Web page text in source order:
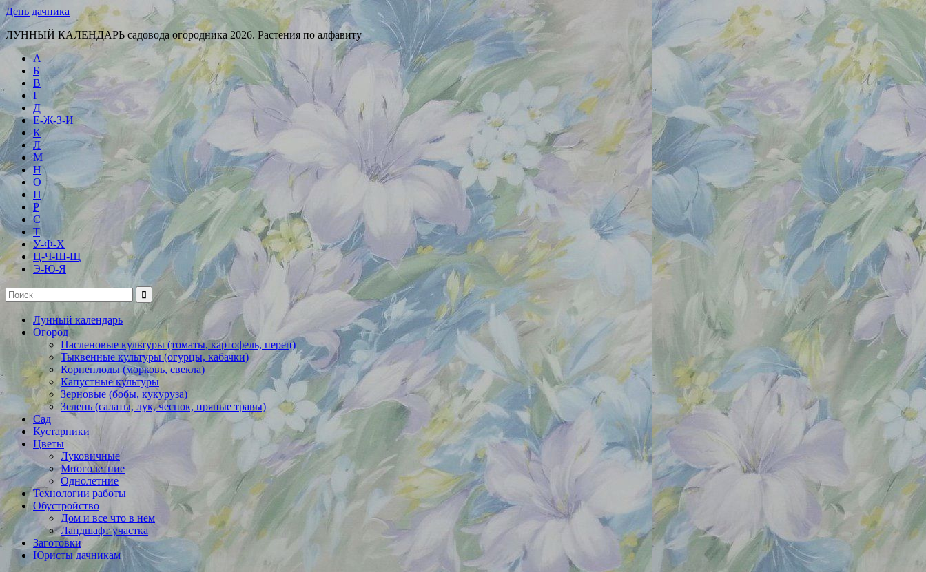
День дачника
ЛУННЫЙ КАЛЕНДАРЬ садовода огородника 2026. Растения по алфавиту
А
Б
В
Г
Д
Е-Ж-З-И
К
Л
М
Н
О
П
Р
С
Т
У-Ф-Х
Ц-Ч-Ш-Щ
Э-Ю-Я
Лунный календарь
Огород
Пасленовые культуры (томаты, картофель, перец)
Тыквенные культуры (огурцы, кабачки)
Корнеплоды (морковь, свекла)
Капустные культуры
Зерновые (бобы, кукуруза)
Зелень (салаты, лук, чеснок, пряные травы)
Сад
Кустарники
Цветы
Луковичные
Многолетние
Однолетние
Технологии работы
Обустройство
Дом и все что в нем
Ландшафт участка
Заготовки
Юристы дачникам